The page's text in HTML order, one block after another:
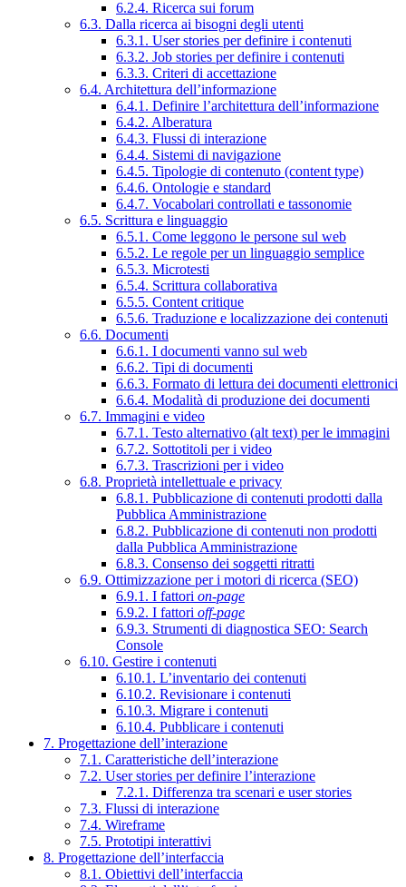
6.2.4. Ricerca sui forum
6.3. Dalla ricerca ai bisogni degli utenti
6.3.1. User stories per definire i contenuti
6.3.2. Job stories per definire i contenuti
6.3.3. Criteri di accettazione
6.4. Architettura dell’informazione
6.4.1. Definire l’architettura dell’informazione
6.4.2. Alberatura
6.4.3. Flussi di interazione
6.4.4. Sistemi di navigazione
6.4.5. Tipologie di contenuto (content type)
6.4.6. Ontologie e standard
6.4.7. Vocabolari controllati e tassonomie
6.5. Scrittura e linguaggio
6.5.1. Come leggono le persone sul web
6.5.2. Le regole per un linguaggio semplice
6.5.3. Microtesti
6.5.4. Scrittura collaborativa
6.5.5. Content critique
6.5.6. Traduzione e localizzazione dei contenuti
6.6. Documenti
6.6.1. I documenti vanno sul web
6.6.2. Tipi di documenti
6.6.3. Formato di lettura dei documenti elettronici
6.6.4. Modalità di produzione dei documenti
6.7. Immagini e video
6.7.1. Testo alternativo (alt text) per le immagini
6.7.2. Sottotitoli per i video
6.7.3. Trascrizioni per i video
6.8. Proprietà intellettuale e privacy
6.8.1. Pubblicazione di contenuti prodotti dalla
Pubblica Amministrazione
6.8.2. Pubblicazione di contenuti non prodotti
dalla Pubblica Amministrazione
6.8.3. Consenso dei soggetti ritratti
6.9. Ottimizzazione per i motori di ricerca (SEO)
6.9.1. I fattori on-page
6.9.2. I fattori off-page
6.9.3. Strumenti di diagnostica SEO: Search
Console
6.10. Gestire i contenuti
6.10.1. L’inventario dei contenuti
6.10.2. Revisionare i contenuti
6.10.3. Migrare i contenuti
6.10.4. Pubblicare i contenuti
7. Progettazione dell’interazione
7.1. Caratteristiche dell’interazione
7.2. User stories per definire l’interazione
7.2.1. Differenza tra scenari e user stories
7.3. Flussi di interazione
7.4. Wireframe
7.5. Prototipi interattivi
8. Progettazione dell’interfaccia
8.1. Obiettivi dell’interfaccia